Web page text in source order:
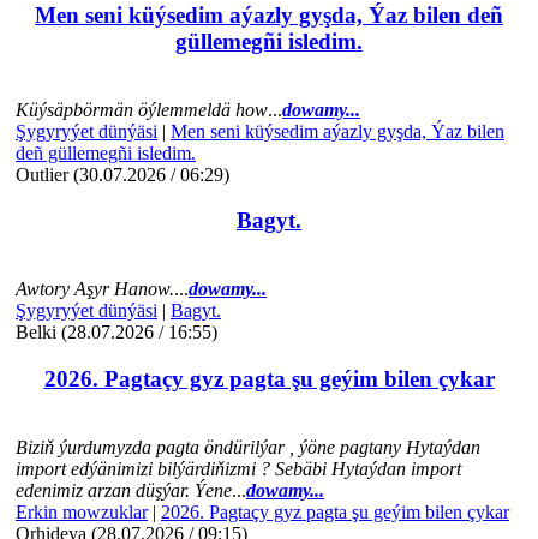
Men seni küýsedim aýazly gyşda, Ýaz bilen deñ
güllemegñi isledim.
Küýsäpbörmän öýlemmeldä how...dowamy...
Şygyryýet dünýäsi | Men seni küýsedim aýazly gyşda, Ýaz bilen
deñ güllemegñi isledim.
Outlier (30.07.2026 / 06:29)
Bagyt.
Awtory Aşyr Hanow....dowamy...
Şygyryýet dünýäsi | Bagyt.
Belki (28.07.2026 / 16:55)
2026. Pagtaçy gyz pagta şu geýim bilen çykar
Biziň ýurdumyzda pagta öndürilýar , ýöne pagtany Hytaýdan
import edýänimizi bilýärdiňizmi ? Sebäbi Hytaýdan import
edenimiz arzan düşýar. Ýene...dowamy...
Erkin mowzuklar| 2026. Pagtaçy gyz pagta şu geýim bilen çykar
Orhideya (28.07.2026 / 09:15)